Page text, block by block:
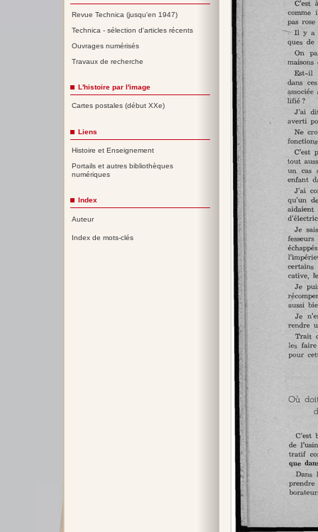
Revue Technica (jusqu'en 1947)
Technica - sélection d'articles récents
Ouvrages numérisés
Travaux de recherche
L'histoire par l'image
Cartes postales (début XXe)
Liens
Histoire et Enseignement
Portails et autres bibliothèques
numériques
Index
Auteur
Index de mots-clés